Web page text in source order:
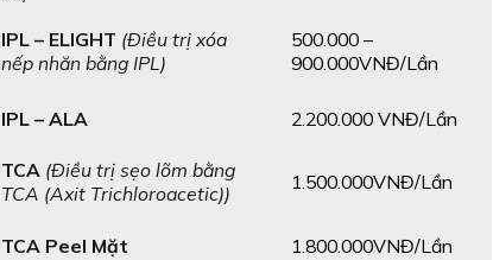
IPL – ELIGHT (Điều trị xóa
nếp nhăn bằng IPL)
500.000 –
900.000VNĐ/Lần
IPL – ALA 2.200.000 VNĐ/Lần
TCA (Điều trị sẹo lõm bằng
TCA (Axit Trichloroacetic))
1.500.000VNĐ/Lần
TCA Peel Mặt 1.800.000VNĐ/Lần